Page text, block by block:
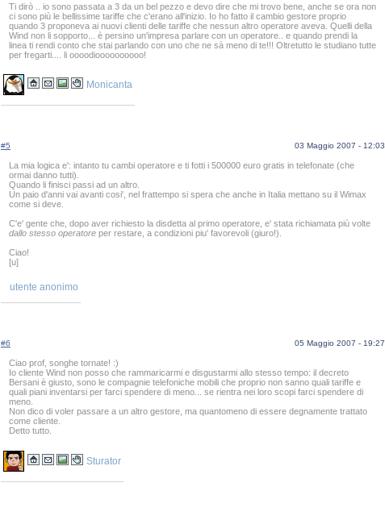
Ti dirò .. io sono passata a 3 da un bel pezzo e devo dire che mi trovo bene, anche se ora non
ci sono più le bellissime tariffe che c'erano all'inizio. Io ho fatto il cambio gestore proprio
quando 3 proponeva ai nuovi clienti delle tariffe che nessun altro operatore aveva. Quelli della
Wind non li sopporto... è persino un'impresa parlare con un operatore.. e quando prendi la
linea ti rendi conto che stai parlando con uno che ne sà meno di te!!! Oltretutto le studiano tutte
per fregarti.... li oooodioooooooooo!
Monicanta
#5 03 Maggio 2007 - 12:03
La mia logica e': intanto tu cambi operatore e ti fotti i 500000 euro gratis in telefonate (che
ormai danno tutti).
Quando li finisci passi ad un altro.
Un paio d'anni vai avanti cosi', nel frattempo si spera che anche in Italia mettano su il Wimax
come si deve.
C'e' gente che, dopo aver richiesto la disdetta al primo operatore, e' stata richiamata più volte
dallo stesso operatore per restare, a condizioni piu' favorevoli (giuro!).
Ciao!
[u]
utente anonimo
#6 05 Maggio 2007 - 19:27
Ciao prof, songhe tornate! :)
Io cliente Wind non posso che rammaricarmi e disgustarmi allo stesso tempo: il decreto
Bersani è giusto, sono le compagnie telefoniche mobili che proprio non sanno quali tariffe e
quali piani inventarsi per farci spendere di meno... se rientra nei loro scopi farci spendere di
meno.
Non dico di voler passare a un altro gestore, ma quantomeno di essere degnamente trattato
come cliente.
Detto tutto.
Sturator